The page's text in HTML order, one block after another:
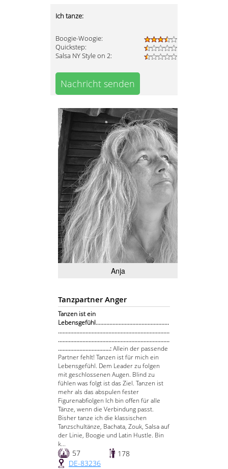
Ich tanze:
Boogie-Woogie:
Quickstep:
Salsa NY Style on 2:
Nachricht senden
Anja
Tanzpartner Anger
Tanzen ist ein
Lebensgefühl................................................
.........................................................................
.........................................................................
..................................:Allein der passende
Partner fehlt! Tanzen ist für mich ein
Lebensgefühl. Dem Leader zu folgen
mit geschlossenen Augen. Blind zu
fühlen was folgt ist das Ziel. Tanzen ist
mehr als das abspulen fester
Figurenabfiolgen Ich bin offen für alle
Tänze, wenn die Verbindung passt.
Bisher tanze ich die klassischen
Tanzschultänze, Bachata, Zouk, Salsa auf
der Linie, Boogie und Latin Hustle. Bin
k...
57
178
DE-83236